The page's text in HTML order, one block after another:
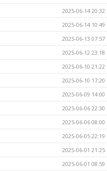
2025-06-14 20:32
2025-06-14 10:49
2025-06-13 07:57
2025-06-12 23:18
2025-06-10 21:22
2025-06-10 17:20
2025-06-09 14:00
2025-06-06 22:30
2025-06-06 08:00
2025-06-05 22:19
2025-06-01 21:25
2025-06-01 08:59